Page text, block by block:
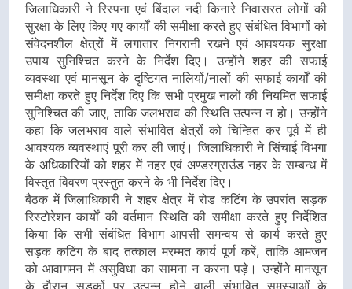
जिलाधिकारी ने रिस्पना एवं बिंदाल नदी किनारे निवासरत लोगों की
सुरक्षा के लिए किए गए कार्यों की समीक्षा करते हुए संबंधित विभागों को
संवेदनशील क्षेत्रों में लगातार निगरानी रखने एवं आवश्यक सुरक्षा
उपाय सुनिश्चित करने के निर्देश दिए। उन्होंने शहर की सफाई
व्यवस्था एवं मानसून के दृष्टिगत नालियों/नालों की सफाई कार्यों की
समीक्षा करते हुए निर्देश दिए कि सभी प्रमुख नालों की नियमित सफाई
सुनिश्चित की जाए, ताकि जलभराव की स्थिति उत्पन्न न हो। उन्होंने
कहा कि जलभराव वाले संभावित क्षेत्रों को चिन्हित कर पूर्व में ही
आवश्यक व्यवस्थाएं पूरी कर ली जाएं। जिलाधिकारी ने सिंचाई विभगा
के अधिकारियों को शहर में नहर एवं अण्डरग्राउंड नहर के सम्बन्ध में
विस्तृत विवरण प्रस्तुत करने के भी निर्देश दिए।
बैठक में जिलाधिकारी ने शहर क्षेत्र में रोड कटिंग के उपरांत सड़क
रिस्टोरेशन कार्यों की वर्तमान स्थिति की समीक्षा करते हुए निर्देशित
किया कि सभी संबंधित विभाग आपसी समन्वय से कार्य करते हुए
सड़क कटिंग के बाद तत्काल मरम्मत कार्य पूर्ण करें, ताकि आमजन
को आवागमन में असुविधा का सामना न करना पड़े। उन्होंने मानसून